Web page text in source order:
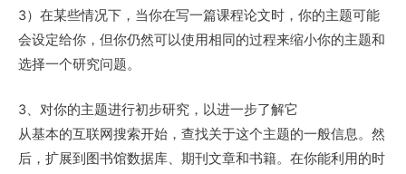
3）在某些情况下，当你在写一篇课程论文时，你的主题可能
会设定给你，但你仍然可以使用相同的过程来缩小你的主题和
选择一个研究问题。
3、对你的主题进行初步研究，以进一步了解它
从基本的互联网搜索开始，查找关于这个主题的一般信息。然
后，扩展到图书馆数据库、期刊文章和书籍。在你能利用的时